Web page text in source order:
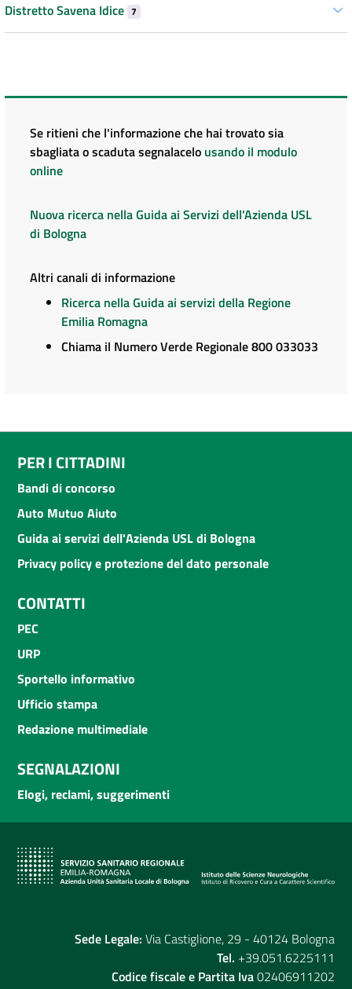
Distretto Savena Idice 7
Se ritieni che l'informazione che hai trovato sia
sbagliata o scaduta segnalacelo usando il modulo
online
Nuova ricerca nella Guida ai Servizi dell'Azienda USL
di Bologna
Altri canali di informazione
Ricerca nella Guida ai servizi della Regione
Emilia Romagna
Chiama il Numero Verde Regionale 800 033033
PER I CITTADINI
Bandi di concorso
Auto Mutuo Aiuto
Guida ai servizi dell'Azienda USL di Bologna
Privacy policy e protezione del dato personale
CONTATTI
PEC
URP
Sportello informativo
Ufficio stampa
Redazione multimediale
SEGNALAZIONI
Elogi, reclami, suggerimenti
Sede Legale: Via Castiglione, 29 - 40124 Bologna
Tel. +39.051.6225111
Codice fiscale e Partita Iva02406911202